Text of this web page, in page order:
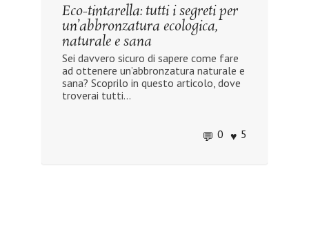
Eco-tintarella: tutti i segreti per
un’abbronzatura ecologica,
naturale e sana
Sei davvero sicuro di sapere come fare
ad ottenere un’abbronzatura naturale e
sana? Scoprilo in questo articolo, dove
troverai tutti...
0 5